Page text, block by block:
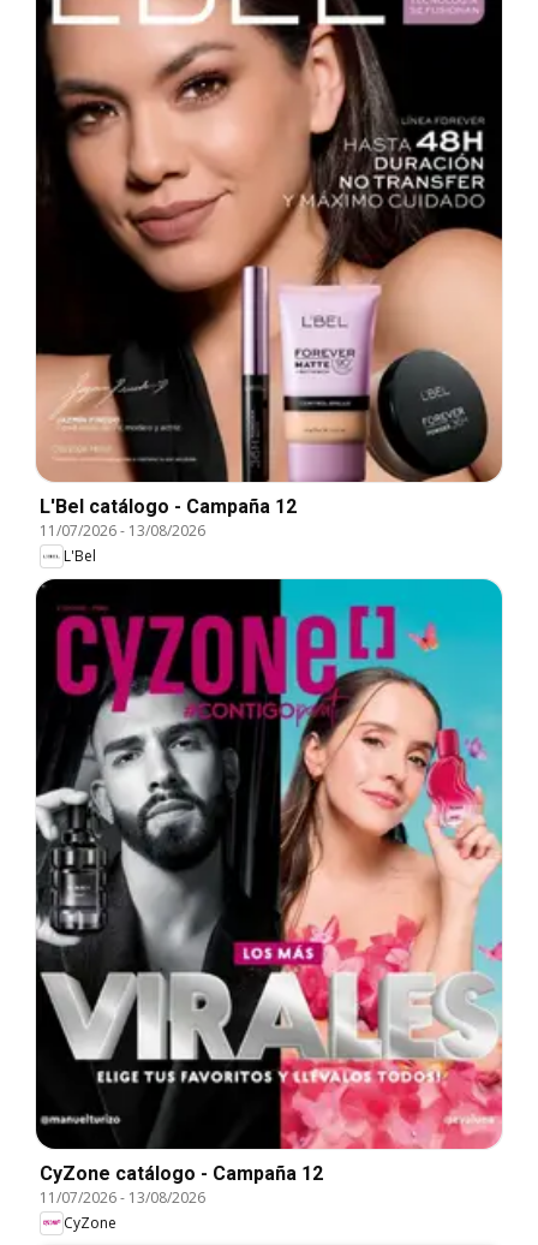
L'Bel catálogo - Campaña 12
11/07/2026- 13/08/2026
L'Bel
CyZone catálogo - Campaña 12
11/07/2026- 13/08/2026
CyZone